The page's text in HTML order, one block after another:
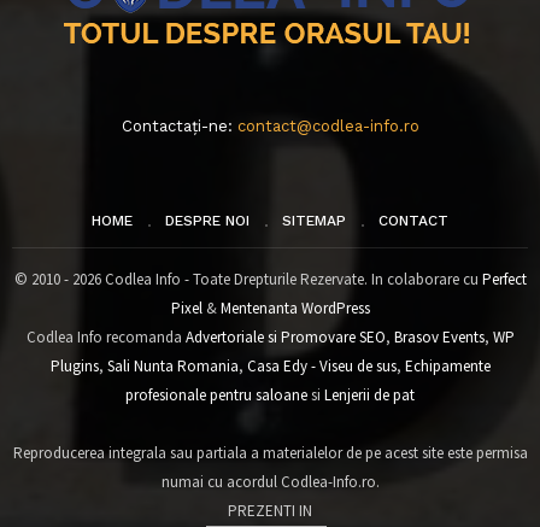
Contactați-ne: contact@codlea-info.ro
HOME DESPRE NOI SITEMAP CONTACT
© 2010 - 2026 Codlea Info - Toate Drepturile Rezervate. In colaborare cu Perfect
Pixel&Mentenanta WordPress
Codlea Info recomanda Advertoriale si Promovare SEO, Brasov Events, WP
Plugins, Sali Nunta Romania, Casa Edy - Viseu de sus, Echipamente
profesionale pentru saloanesi Lenjerii de pat
Reproducerea integrala sau partiala a materialelor de pe acest site este permisa
numai cu acordul Codlea-Info.ro.
PREZENTI IN